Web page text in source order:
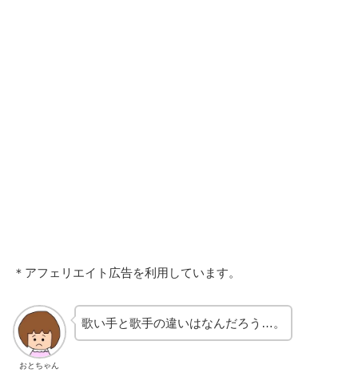
＊アフェリエイト広告を利用しています。
おとちゃん
歌い手と歌手の違いはなんだろう…。